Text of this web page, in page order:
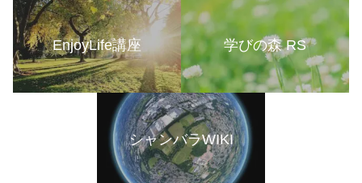
EnjoyLife講座 学びの森 RS
シャンバラWIKI